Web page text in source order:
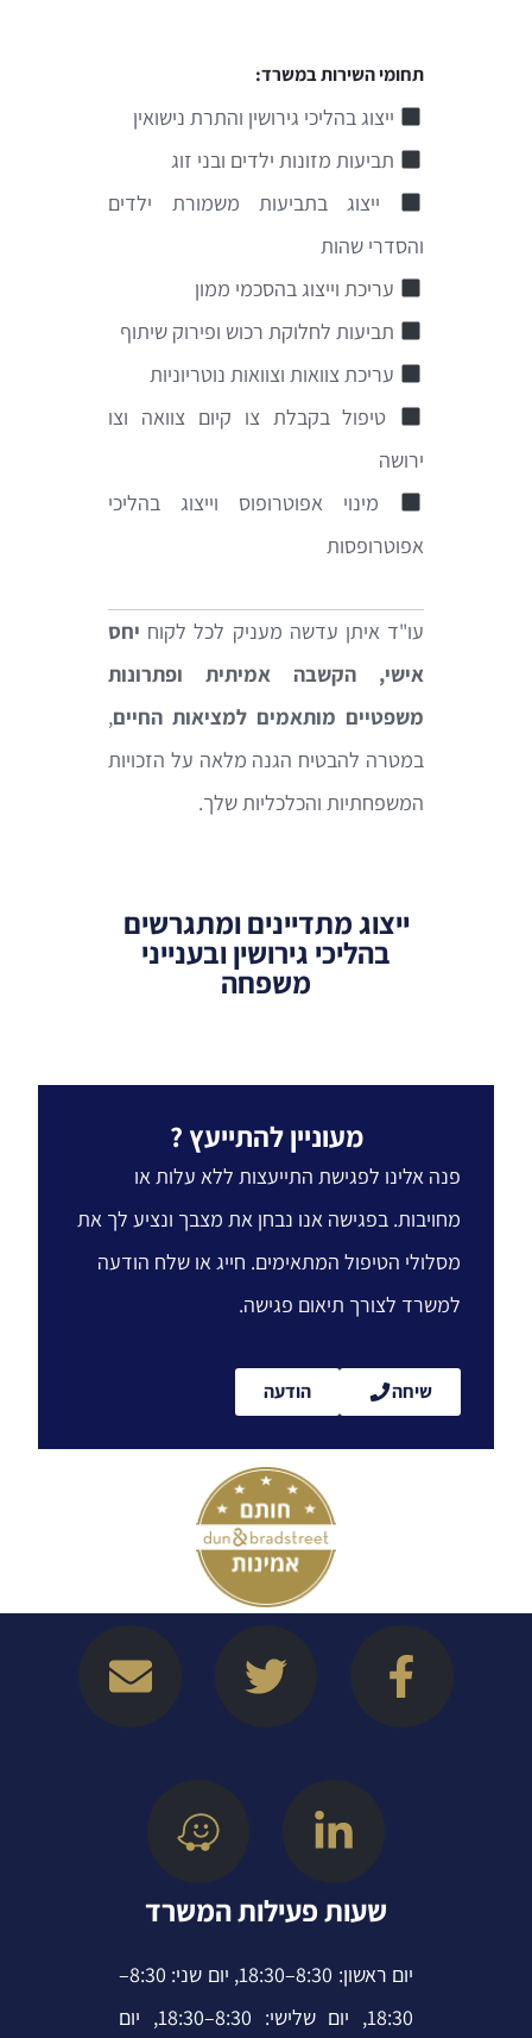
תחומי השירות במשרד:
ייצוג בהליכי גירושין והתרת נישואין
תביעות מזונות ילדים ובני זוג
ייצוג בתביעות משמורת ילדים
והסדרי שהות
עריכת וייצוג בהסכמי ממון
תביעות לחלוקת רכוש ופירוק שיתוף
עריכת צוואות וצוואות נוטריוניות
טיפול בקבלת צו קיום צוואה וצו
ירושה
מינוי אפוטרופוס וייצוג בהליכי
אפוטרופסות
עו"ד איתן עדשה מעניק לכל לקוח יחס
אישי, הקשבה אמיתית ופתרונות
משפטיים מותאמים למציאות החיים,
במטרה להבטיח הגנה מלאה על הזכויות
המשפחתיות והכלכליות שלך.
ייצוג מתדיינים ומתגרשים
בהליכי גירושין ובענייני
משפחה
מעוניין להתייעץ ?
פנה אלינו לפגישת התייעצות ללא עלות או
מחויבות. בפגישה אנו נבחן את מצבך ונציע לך את
מסלולי הטיפול המתאימים. חייג או שלח הודעה
למשרד לצורך תיאום פגישה.
שיחה הודעה
F
a
o
o
k
-
f
T
w
r
E
n
e
d
i
n
-
i
שעות פעילות המשרד
יום ראשון: 8:30–18:30, יום שני: 8:30–
18:30, יום שלישי: 8:30–18:30, יום